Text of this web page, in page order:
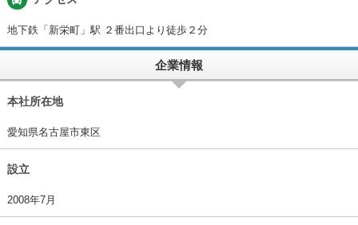
地下鉄「新栄町」駅 ２番出口より徒歩２分
企業情報
本社所在地
愛知県名古屋市東区
設立
2008年7月